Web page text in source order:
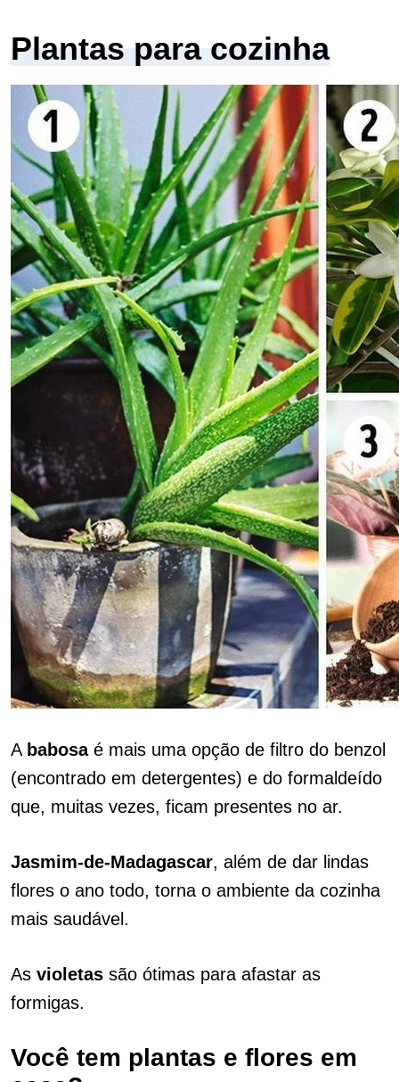
Plantas para cozinha
A babosaé mais uma opção de filtro do benzol
(encontrado em detergentes) e do formaldeído
que, muitas vezes, ficam presentes no ar.
Jasmim-de-Madagascar, além de dar lindas
flores o ano todo, torna o ambiente da cozinha
mais saudável.
As violetas são ótimas para afastar as
formigas.
Você tem plantas e flores em